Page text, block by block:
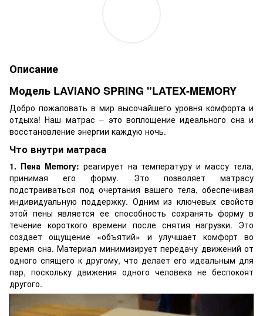
Описание
Модель LAVIANO SPRING "LATEX-MEMORY
Добро пожаловать в мир высочайшего уровня комфорта и
отдыха! Наш матрас – это воплощение идеального сна и
восстановление энергии каждую ночь.
Что внутри матраса
1. Пена Memory: реагирует на температуру и массу тела,
принимая его форму. Это позволяет матрасу
подстраиваться под очертания вашего тела, обеспечивая
индивидуальную поддержку. Одним из ключевых свойств
этой пены является ее способность сохранять форму в
течение короткого времени после снятия нагрузки. Это
создает ощущение «объятий» и улучшает комфорт во
время сна. Материал минимизирует передачу движений от
одного спящего к другому, что делает его идеальным для
пар, поскольку движения одного человека не беспокоят
другого.